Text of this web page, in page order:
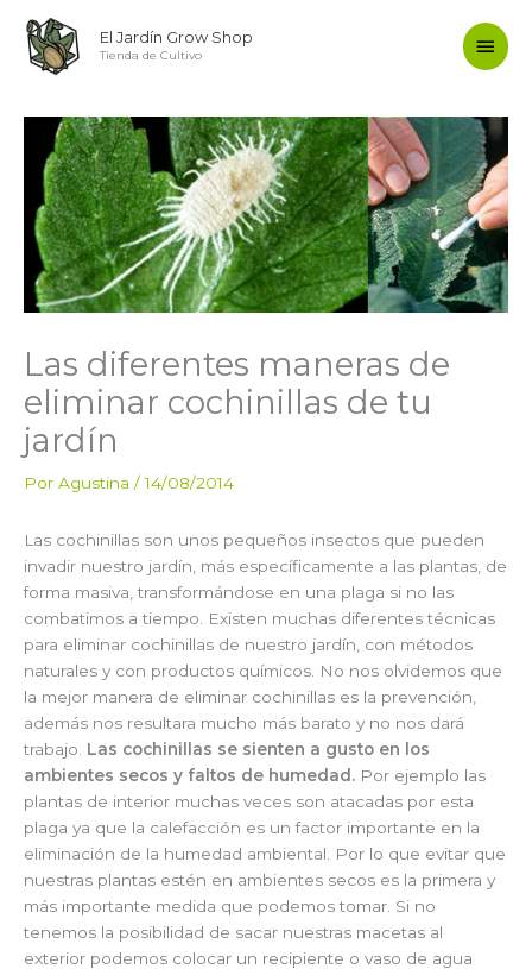
contenido
El Jardín Grow Shop
Tienda de Cultivo
Las diferentes maneras de
eliminar cochinillas de tu
jardín
Por Agustina /14/08/2014
Las cochinillas son unos pequeños insectos que pueden
invadir nuestro jardín, más específicamente a las plantas, de
forma masiva, transformándose en una plaga si no las
combatimos a tiempo. Existen muchas diferentes técnicas
para eliminar cochinillas de nuestro jardín, con métodos
naturales y con productos químicos. No nos olvidemos que
la mejor manera de eliminar cochinillas es la prevención,
además nos resultara mucho más barato y no nos dará
trabajo. Las cochinillas se sienten a gusto en los
ambientes secos y faltos de humedad. Por ejemplo las
plantas de interior muchas veces son atacadas por esta
plaga ya que la calefacción es un factor importante en la
eliminación de la humedad ambiental. Por lo que evitar que
nuestras plantas estén en ambientes secos es la primera y
más importante medida que podemos tomar. Si no
tenemos la posibilidad de sacar nuestras macetas al
exterior podemos colocar un recipiente o vaso de agua